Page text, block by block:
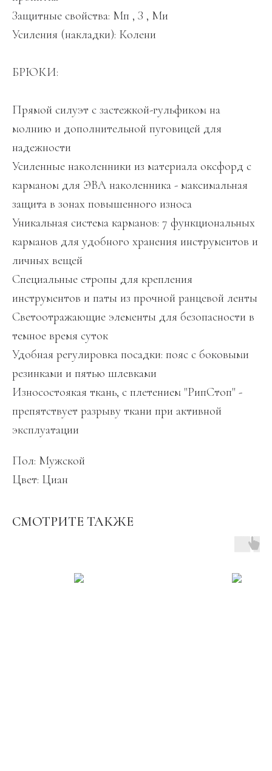
Защитные свойства: Мп , З , Ми
Усиления (накладки): Колени
БРЮКИ:
Прямой силуэт с застежкой-гульфиком на
молнию и дополнительной пуговицей для
надежности
Усиленные наколенники из материала оксфорд с
карманом для ЭВА наколенника - максимальная
защита в зонах повышенного износа
Уникальная система карманов: 7 функциональных
карманов для удобного хранения инструментов и
личных вещей
Специальные стропы для крепления
инструментов и паты из прочной ранцевой ленты
Светоотражающие элементы для безопасности в
темное время суток
Удобная регулировка посадки: пояс с боковыми
резинками и пятью шлевками
Износостоякая ткань, с плетением "РипСтоп" -
препятствует разрыву ткани при активной
эксплуатации
Пол: Мужской
Цвет: Циан
СМОТРИТЕ ТАКЖЕ